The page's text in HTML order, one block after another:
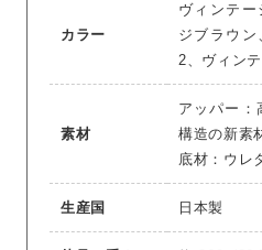
カラー
ヴィンテ
ジブラウ
2、ヴィン
素材
アッパー：
構造の新素
底材：ウレ
生産国 日本製